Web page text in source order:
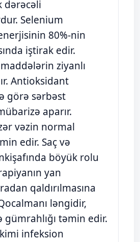
dərəcəli
Selenium
80%-nin
iştirak edir.
ziyanlı
Antioksidant
görə sərbəst
aparır.
vəzin normal
edir. Saç və
böyük rolu
yan
qaldırılmasına
ləngidir,
gümrahlığı təmin edir.
infeksion